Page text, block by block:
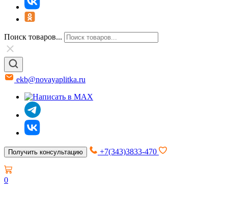
Поиск товаров...
ekb@novayaplitka.ru
Получить консультацию +7(343)3833-470
0